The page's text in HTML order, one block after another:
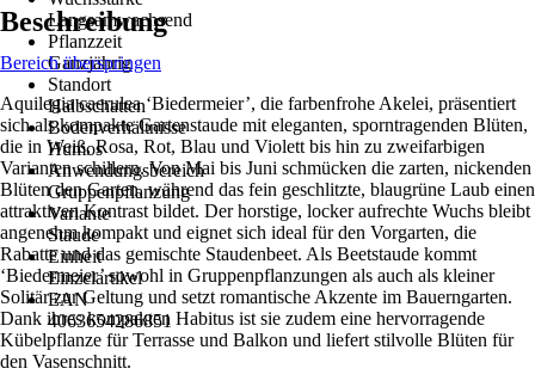
Langsamwachsend
Pflanzzeit
Ganzjährig
Standort
Halbschatten
Bodenverhältnisse
Humos
Anwendungsbereich
Gruppenpflanzung
Variante
Staude
Einheit
Einzelartikel
EAN
4063654286851
Beschreibung
Bereich überspringen
Aquilegia caerulea ‘Biedermeier’, die farbenfrohe Akelei, präsentiert
sich als kompakte Gartenstaude mit eleganten, sporntragenden Blüten,
die in Weiß, Rosa, Rot, Blau und Violett bis hin zu zweifarbigen
Varianten schillern. Von Mai bis Juni schmücken die zarten, nickenden
Blüten den Garten, während das fein geschlitzte, blaugrüne Laub einen
attraktiven Kontrast bildet. Der horstige, locker aufrechte Wuchs bleibt
angenehm kompakt und eignet sich ideal für den Vorgarten, die
Rabatte und das gemischte Staudenbeet. Als Beetstaude kommt
‘Biedermeier’ sowohl in Gruppenpflanzungen als auch als kleiner
Solitär zur Geltung und setzt romantische Akzente im Bauerngarten.
Dank ihres kompakten Habitus ist sie zudem eine hervorragende
Kübelpflanze für Terrasse und Balkon und liefert stilvolle Blüten für
den Vasenschnitt.